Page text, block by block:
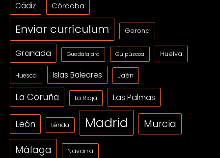
Cádiz Córdoba
Enviar currículum Gerona
Granada Guadalajara Guipúzcoa Huelva
Huesca Islas Baleares Jaén
La Coruña La Rioja Las Palmas
León Lérida Madrid Murcia
Málaga Navarra